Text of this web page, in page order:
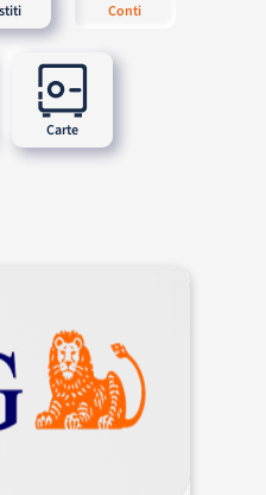
Conti
Carte